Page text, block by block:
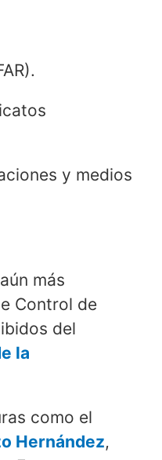
y medios
más
Control de
del
la
como el
Hernández,